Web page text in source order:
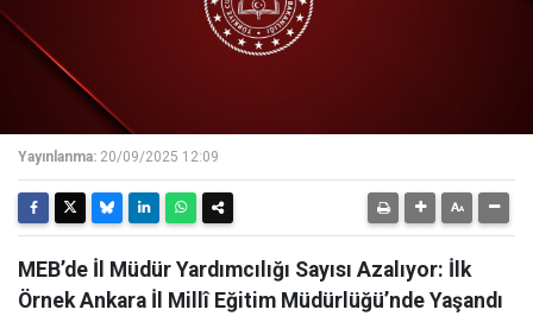
Yayınlanma: 20/09/2025 12:09
MEB’de İl Müdür Yardımcılığı Sayısı Azalıyor: İlk
Örnek Ankara İl Millî Eğitim Müdürlüğü’nde Yaşandı